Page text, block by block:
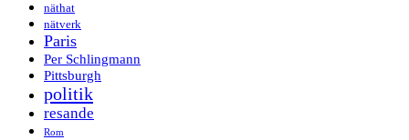
näthat
nätverk
Paris
Per Schlingmann
Pittsburgh
politik
resande
Rom